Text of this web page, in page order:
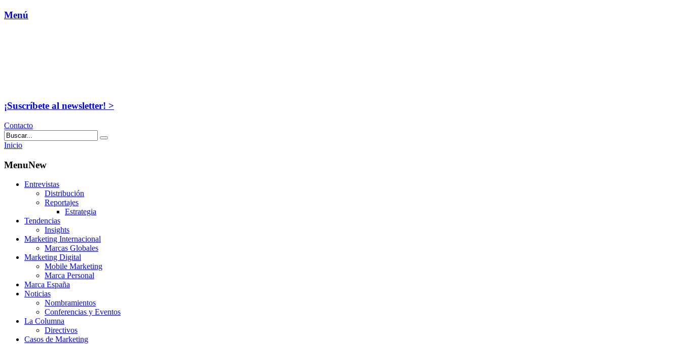
Menú
¡Suscríbete al newsletter! >
Contacto
Inicio
MenuNew
Entrevistas
Distribución
Reportajes
Estrategia
Tendencias
Insights
Marketing Internacional
Marcas Globales
Marketing Digital
Mobile Marketing
Marca Personal
Marca España
Noticias
Nombramientos
Conferencias y Eventos
La Columna
Directivos
Casos de Marketing